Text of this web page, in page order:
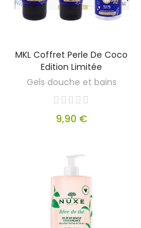
MKL Coffret Perle De Coco
Edition Limitée
Gels douche et bains
9,90 €